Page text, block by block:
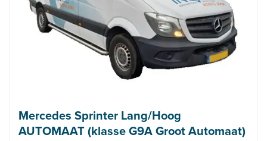
Mercedes Sprinter Lang/Hoog
AUTOMAAT (klasse G9A Groot Automaat)